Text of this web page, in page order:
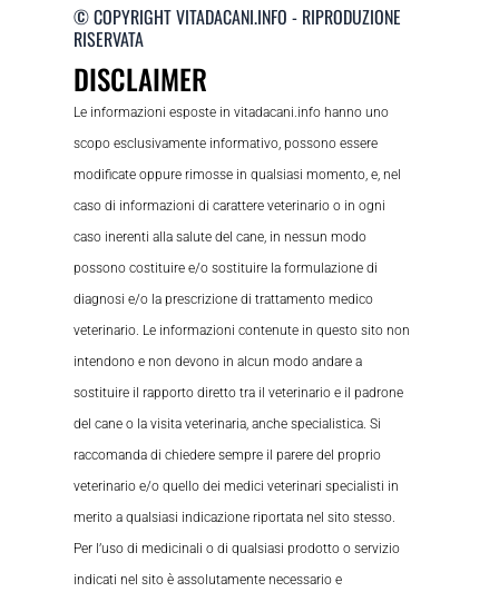
© COPYRIGHT VITADACANI.INFO - RIPRODUZIONE
RISERVATA
DISCLAIMER
Le informazioni esposte in vitadacani.info hanno uno
scopo esclusivamente informativo, possono essere
modificate oppure rimosse in qualsiasi momento, e, nel
caso di informazioni di carattere veterinario o in ogni
caso inerenti alla salute del cane, in nessun modo
possono costituire e/o sostituire la formulazione di
diagnosi e/o la prescrizione di trattamento medico
veterinario. Le informazioni contenute in questo sito non
intendono e non devono in alcun modo andare a
sostituire il rapporto diretto tra il veterinario e il padrone
del cane o la visita veterinaria, anche specialistica. Si
raccomanda di chiedere sempre il parere del proprio
veterinario e/o quello dei medici veterinari specialisti in
merito a qualsiasi indicazione riportata nel sito stesso.
Per l’uso di medicinali o di qualsiasi prodotto o servizio
indicati nel sito è assolutamente necessario e